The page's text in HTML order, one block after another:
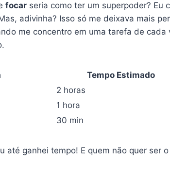
focar seria como ter um superpoder? Eu
adivinha? Isso só me deixava mais
me concentro em uma tarefa de
Tempo Estimado
2 horas
1 hora
30 min
até ganhei tempo! E quem não quer ser